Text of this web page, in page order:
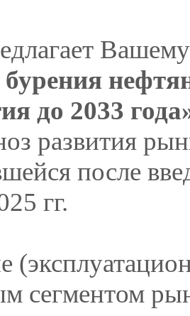
до 2033
развития
после
гг.
сегментом